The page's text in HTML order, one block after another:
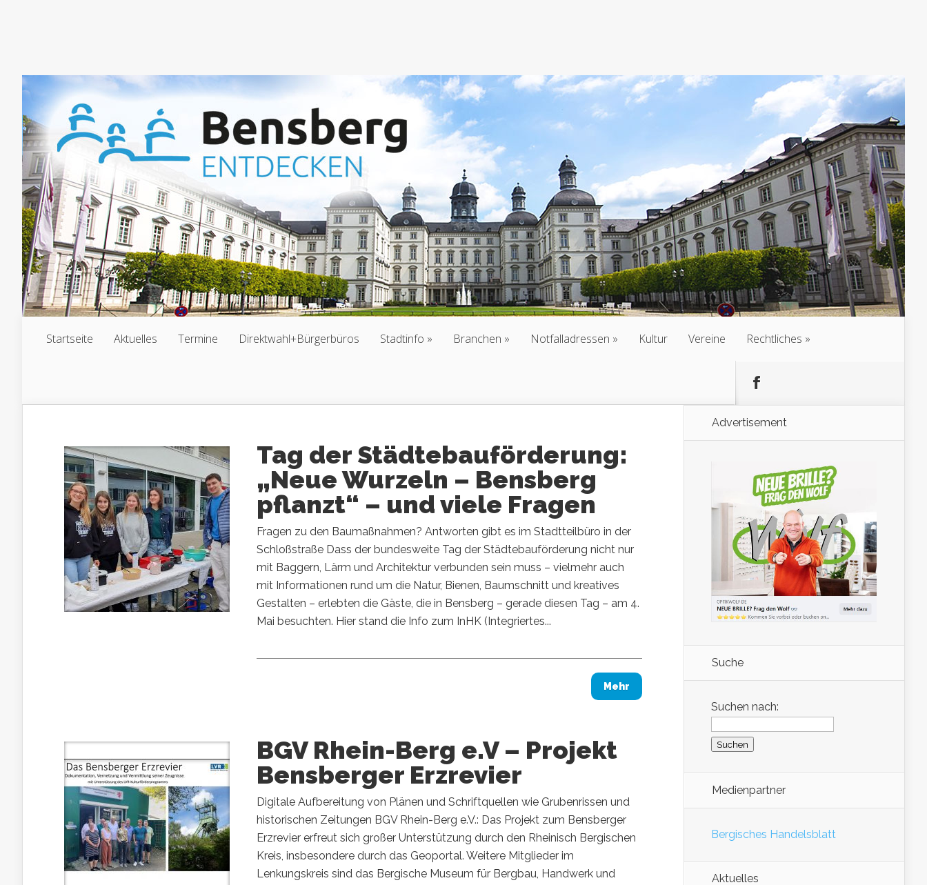
Startseite Aktuelles Termine Direktwahl+Bürgerbüros Stadtinfo Branchen Notfalladressen Kultur Vereine Rechtliches
Tag der Städtebauförderung:
„Neue Wurzeln – Bensberg
pflanzt“ – und viele Fragen
Fragen zu den Baumaßnahmen? Antworten gibt es im Stadtteilbüro in der
Schloßstraße Dass der bundesweite Tag der Städtebauförderung nicht nur
mit Baggern, Lärm und Architektur verbunden sein muss – vielmehr auch
mit Informationen rund um die Natur, Bienen, Baumschnitt und kreatives
Gestalten – erlebten die Gäste, die in Bensberg – gerade diesen Tag – am 4.
Mai besuchten. Hier stand die Info zum InHK (Integriertes...
Mehr
BGV Rhein-Berg e.V – Projekt
Bensberger Erzrevier
Digitale Aufbereitung von Plänen und Schriftquellen wie Grubenrissen und
historischen Zeitungen BGV Rhein-Berg e.V.: Das Projekt zum Bensberger
Erzrevier erfreut sich großer Unterstützung durch den Rheinisch Bergischen
Kreis, insbesondere durch das Geoportal. Weitere Mitglieder im
Lenkungskreis sind das Bergische Museum für Bergbau, Handwerk und
Advertisement
Suche
Suchen nach:
Medienpartner
Bergisches Handelsblatt
Aktuelles